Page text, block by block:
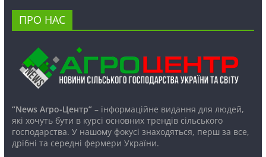
ПРО НАС
“News Агро-Центр”– інформаційне видання для людей,
які хочуть бути в курсі основних трендів сільського
господарства. У нашому фокусі знаходяться, перш за все,
дрібні та середні фермери України.